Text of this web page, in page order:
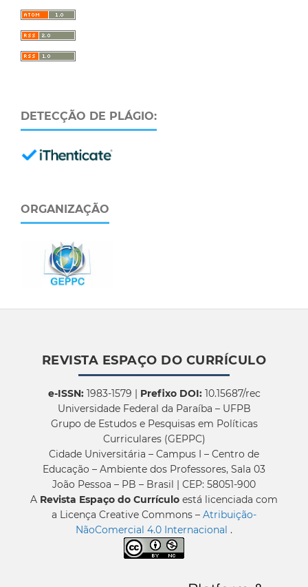
DETECÇÃO DE PLÁGIO:
ORGANIZAÇÃO
REVISTA ESPAÇO DO CURRÍCULO
e-ISSN:1983-1579 | Prefixo DOI:10.15687/rec
Universidade Federal da Paraíba – UFPB
Grupo de Estudos e Pesquisas em Políticas
Curriculares (GEPPC)
Cidade Universitária – Campus I – Centro de
Educação – Ambiente dos Professores, Sala 03
João Pessoa – PB – Brasil | CEP: 58051-900
A Revista Espaço do Currículo está licenciada com
a Licença Creative Commons – Atribuição-
NãoComercial 4.0 Internacional .